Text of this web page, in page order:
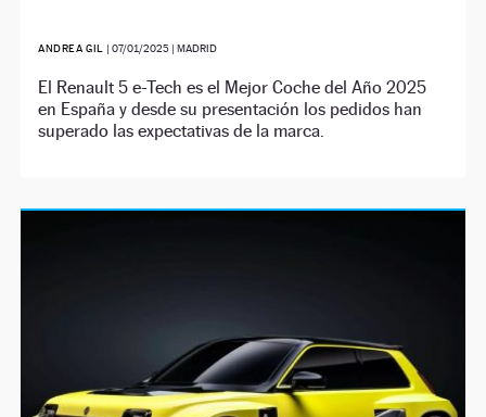
ANDREA GIL | 07/01/2025| MADRID
El Renault 5 e-Tech es el Mejor Coche del Año 2025
en España y desde su presentación los pedidos han
superado las expectativas de la marca.